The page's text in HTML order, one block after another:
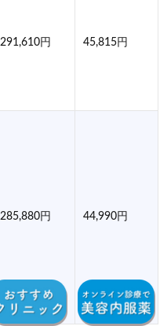
291,610円 45,815円
285,880円 44,990円